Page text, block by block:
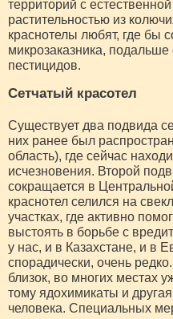
территорий с
растительностью из
краснотелы любят, где бы
микрозаказника, подальше
пестицидов.
Сетчатый красотел
Существует два подвида
них ранее был
область), где сейчас
исчезновения. Второй
сокращается в
краснотел селился на
участках, где активно
выстоять в борьбе с
у нас, и в Казахстане, и в
спорадически, очень
близок, во многих местах
тому ядохимикаты и
человека. Специальных